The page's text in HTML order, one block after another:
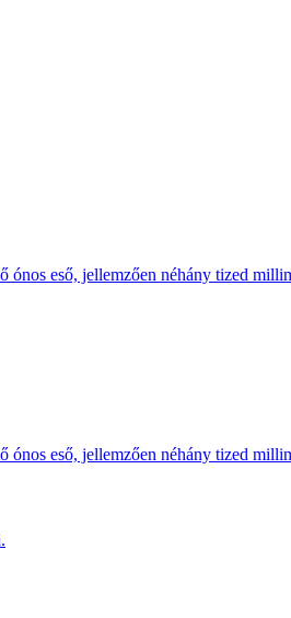
eső, jellemzően néhány tized
eső, jellemzően néhány tized